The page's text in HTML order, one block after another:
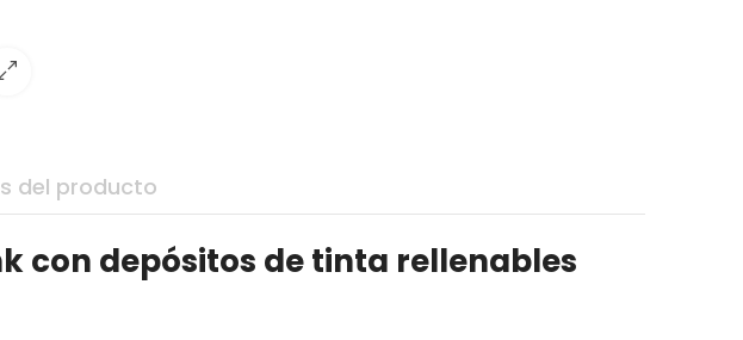
del producto
con depósitos de tinta rellenables